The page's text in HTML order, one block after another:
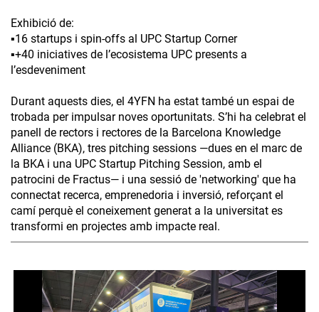
Exhibició de:
▪️16 startups i spin-offs al UPC Startup Corner
▪️+40 iniciatives de l’ecosistema UPC presents a
l’esdeveniment
Durant aquests dies, el 4YFN ha estat també un espai de
trobada per impulsar noves oportunitats. S’hi ha celebrat el
panell de rectors i rectores de la Barcelona Knowledge
Alliance (BKA), tres pitching sessions —dues en el marc de
la BKA i una UPC Startup Pitching Session, amb el
patrocini de Fractus— i una sessió de 'networking' que ha
connectat recerca, emprenedoria i inversió, reforçant el
camí perquè el coneixement generat a la universitat es
transformi en projectes amb impacte real.